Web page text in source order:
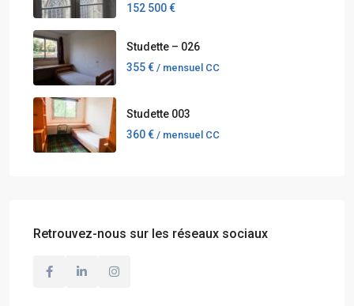
152 500 €
Studette – 026
355 € / mensuel CC
Studette 003
360 € / mensuel CC
Retrouvez-nous sur les réseaux sociaux